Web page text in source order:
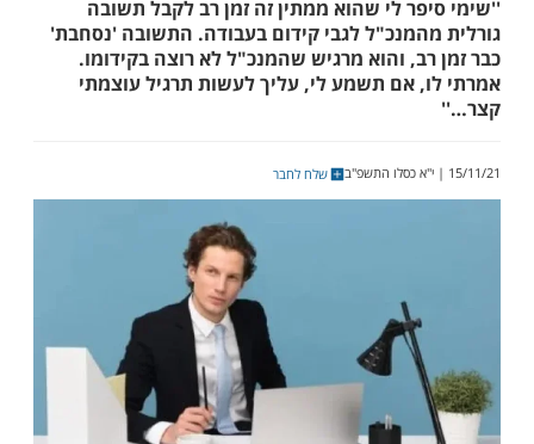
קצר ועוצמתי!
לי שהוא ממתין זה זמן רב לקבל תשובה
לגבי קידום בעבודה. התשובה 'נסחבת'
והוא מרגיש שהמנכ"ל לא רוצה בקידומו.
אם תשמע לי, עליך לעשות תרגיל עוצמתי
שלח לחבר